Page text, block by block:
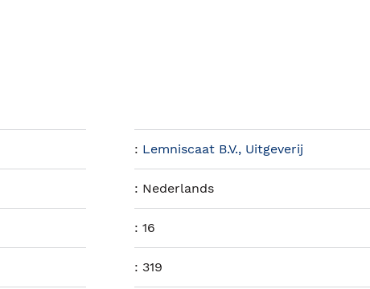
: Lemniscaat B.V., Uitgeverij
: Nederlands
:16
:319